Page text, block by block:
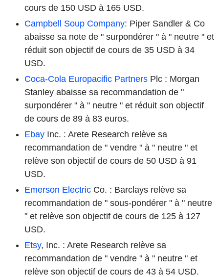
cours de 150 USD à 165 USD.
Campbell Soup Company: Piper Sandler & Co
abaisse sa note de " surpondérer " à " neutre " et
réduit son objectif de cours de 35 USD à 34
USD.
Coca-Cola Europacific Partners Plc : Morgan
Stanley abaisse sa recommandation de "
surpondérer " à " neutre " et réduit son objectif
de cours de 89 à 83 euros.
Ebay Inc. : Arete Research relève sa
recommandation de " vendre " à " neutre " et
relève son objectif de cours de 50 USD à 91
USD.
Emerson Electric Co. : Barclays relève sa
recommandation de " sous-pondérer " à " neutre
" et relève son objectif de cours de 125 à 127
USD.
Etsy, Inc. : Arete Research relève sa
recommandation de " vendre " à " neutre " et
relève son objectif de cours de 43 à 54 USD.